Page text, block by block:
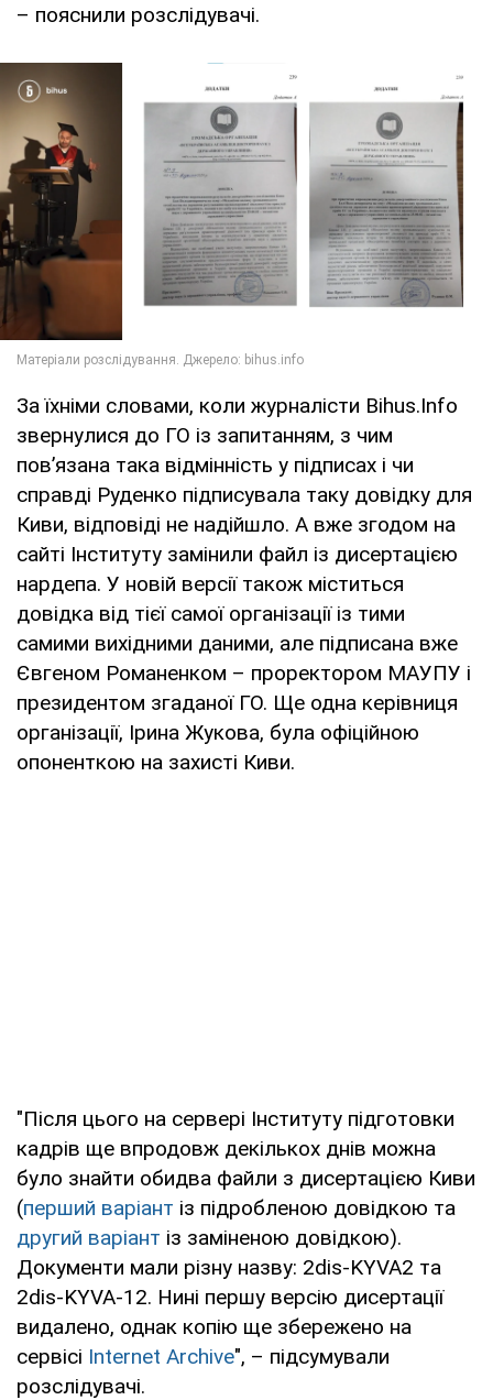
– пояснили розслідувачі.
За їхніми словами, коли журналісти Bihus.Info
звернулися до ГО із запитанням, з чим
пов’язана така відмінність у підписах і чи
справді Руденко підписувала таку довідку для
Киви, відповіді не надійшло. А вже згодом на
сайті Інституту замінили файл із дисертацією
нардепа. У новій версії також міститься
довідка від тієї самої організації із тими
самими вихідними даними, але підписана вже
Євгеном Романенком – проректором МАУПУ і
президентом згаданої ГО. Ще одна керівниця
організації, Ірина Жукова, була офіційною
опоненткою на захисті Киви.
"Після цього на сервері Інституту підготовки
кадрів ще впродовж декількох днів можна
було знайти обидва файли з дисертацією Киви
(перший варіант із підробленою довідкою та
другий варіант із заміненою довідкою).
Документи мали різну назву: 2dis-KYVA2 та
2dis-KYVA-12. Нині першу версію дисертації
видалено, однак копію ще збережено на
сервісі Internet Archive", – підсумували
розслідувачі.